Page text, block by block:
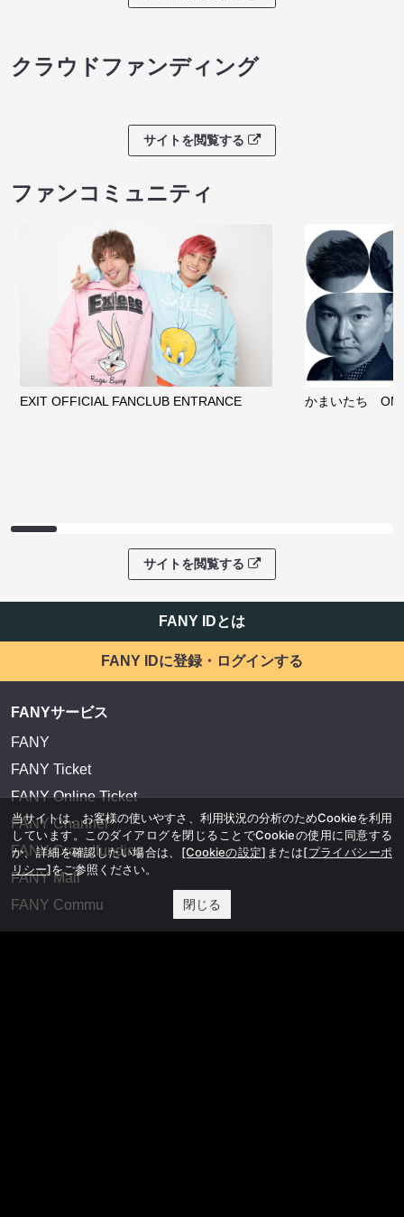
クラウドファンディング
サイトを閲覧する
ファンコミュニティ
EXIT OFFICIAL FANCLUB ENTRANCE かまいたち
サイトを閲覧する
FANY IDとは
FANY IDに登録・ログインする
FANYサービス
FANY
FANY Ticket
FANY Online Ticket
FANY Channel
FANY Crowdfunding
FANY Mall
FANY Commu
当サイトは、お客様の使いやすさ、利用状況の分析のためCookieを利用
しています。このダイアログを閉じることでCookieの使用に同意する
か、詳細を確認したい場合は、 [Cookieの設定] または[プライバシーポ
リシー]をご参照ください。
閉じる